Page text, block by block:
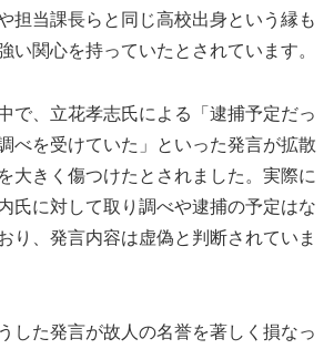
担当課長らと同じ高校出身という縁も
い関心を持っていたとされています。
で、立花孝志氏による「逮捕予定だっ
べを受けていた」といった発言が拡散
大きく傷つけたとされました。実際に
氏に対して取り調べや逮捕の予定はな
り、発言内容は虚偽と判断されていま
した発言が故人の名誉を著しく損なっ